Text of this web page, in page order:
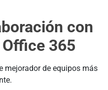
con
365
mejorador de equipos más